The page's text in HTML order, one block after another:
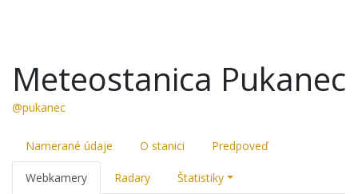
Meteostanica Pukanec
@pukanec
Namerané údaje O stanici Predpoveď
Webkamery Radary Štatistiky